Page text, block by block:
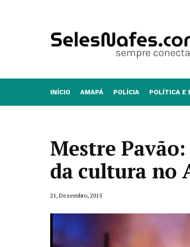
INÍCIO AMAPÁ POLÍCIA POLÍTICA E
Mestre
da cultura no
21, Dezembro, 2015